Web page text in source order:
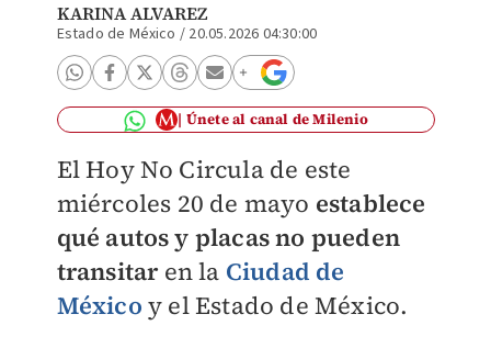
KARINA ALVAREZ
Estado de México / 20.05.2026 04:30:00
Únete al canal de Milenio
El Hoy No Circula de este
miércoles 20 de mayo establece
qué autos y placas no pueden
transitaren la Ciudad de
México y el Estado de México.